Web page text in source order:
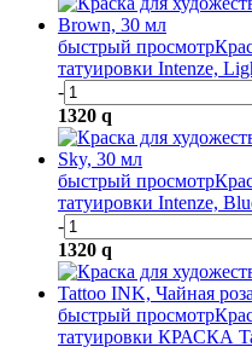
быстрый просмотр
татуировки Intenze,
-
1320 q
быстрый просмотр
татуировки Intenze,
-
1320 q
быстрый просмотр
татуировки КРАСКА